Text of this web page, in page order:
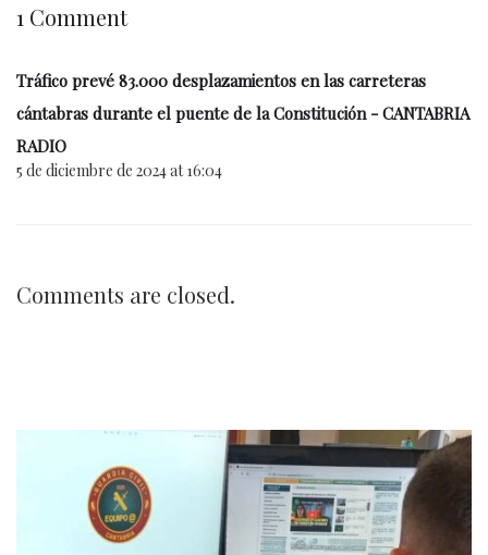
1 Comment
Tráfico prevé 83.000 desplazamientos en las carreteras
cántabras durante el puente de la Constitución - CANTABRIA
RADIO
5 de diciembre de 2024 at 16:04
Comments are closed.